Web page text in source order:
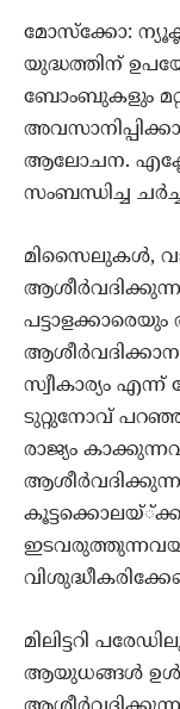
മോസ്‌ക്കോ:
യുദ്ധത്തിന്
ബോംബുകളും
ആലോചന.
സംബന്ധിച്ച
മിസൈലുകള്‍,
സ്വീകാര്യം
ടുറ്റുനോവ്
രാജ്യം
മിലിട്ടറി
ആയുധങ്ങള്‍